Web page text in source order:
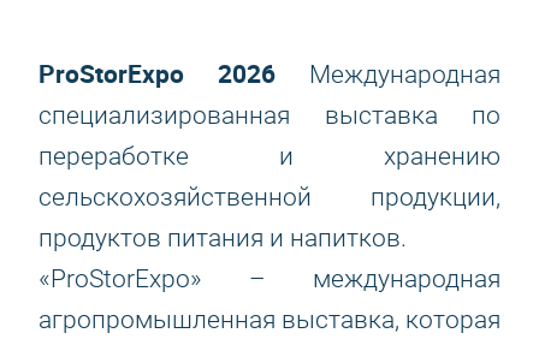
ProStorExpo 2026 Международная
специализированная выставка по
переработке и хранению
сельскохозяйственной продукции,
продуктов питания и напитков.
«ProStorExpo» – международная
агропромышленная выставка, которая